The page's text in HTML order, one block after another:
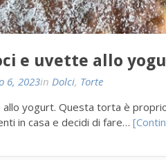
e uvette allo
6, 2023in Dolci, Torte
yogurt. Questa torta è
in casa e decidi di fare…